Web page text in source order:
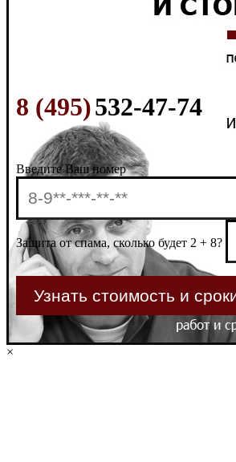
8 (495)532-47-74
Введите Ваш номер
Защита от спама, сколько будет 2 + 8?
×